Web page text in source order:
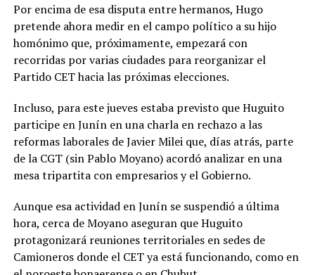
Por encima de esa disputa entre hermanos, Hugo
pretende ahora medir en el campo político a su hijo
homónimo que, próximamente, empezará con
recorridas por varias ciudades para reorganizar el
Partido CET hacia las próximas elecciones.
Incluso, para este jueves estaba previsto que Huguito
participe en Junín en una charla en rechazo a las
reformas laborales de Javier Milei que, días atrás, parte
de la CGT (sin Pablo Moyano) acordó analizar en una
mesa tripartita con empresarios y el Gobierno.
Aunque esa actividad en Junín se suspendió a última
hora, cerca de Moyano aseguran que Huguito
protagonizará reuniones territoriales en sedes de
Camioneros donde el CET ya está funcionando, como en